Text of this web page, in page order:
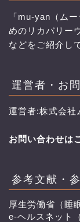
「mu-yan（ム
めのリカバリー
などをご紹介し
運営者・お
運営者:株式会社
お問い合わせは
参考文献・
厚生労働省（睡
e-ヘルスネット